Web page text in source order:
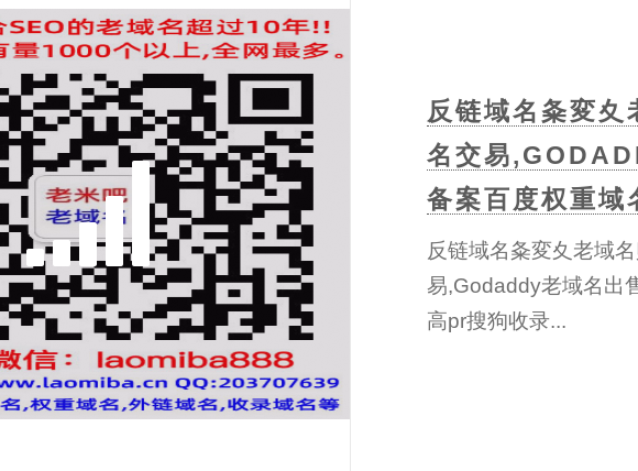
反链域名夈変夊
名交易
备案百度权重域
反链域名夈変夊老域
易,Godaddy老域名出
高pr搜狗收录...